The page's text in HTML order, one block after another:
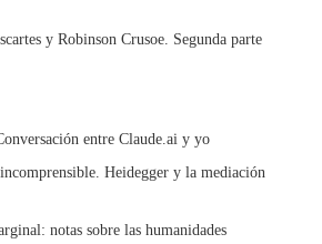
y Robinson Crusoe. Segunda parte
entre Claude.ai y yo
Heidegger y la mediación
notas sobre las humanidades